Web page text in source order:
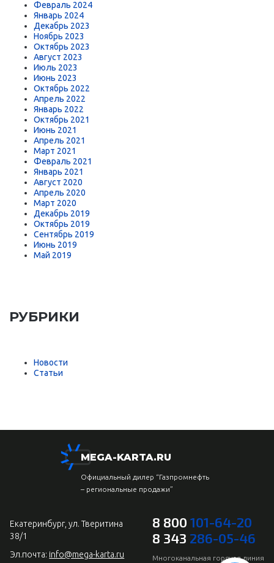
Февраль 2024
Январь 2024
Декабрь 2023
Ноябрь 2023
Октябрь 2023
Август 2023
Июль 2023
Июнь 2023
Октябрь 2022
Апрель 2022
Январь 2022
Октябрь 2021
Июнь 2021
Апрель 2021
Март 2021
Февраль 2021
Январь 2021
Август 2020
Апрель 2020
Март 2020
Декабрь 2019
Октябрь 2019
Сентябрь 2019
Июнь 2019
Май 2019
РУБРИКИ
Новости
Статьи
MEGA-KARTA.RU
Официальный дилер “Газпромнефть
– региональные продажи”
Екатеринбург, ул. Тверитина
38/1
Эл.почта: info@mega-karta.ru
8 800 101-64-20
8 343 286-05-46
Многоканальная горячая линия